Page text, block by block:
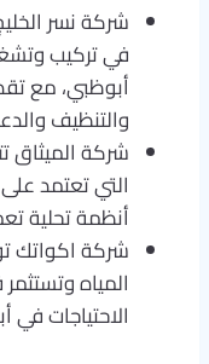
شركة نسر
في تركيب
أبوظبي، مع
والتنظيف
شركة الميثاق
التي تعتمد
أنظمة تحلية
شركة اكواتك
المياه
الاحتياجات في